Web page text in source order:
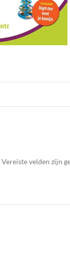
Vereiste velden zijn